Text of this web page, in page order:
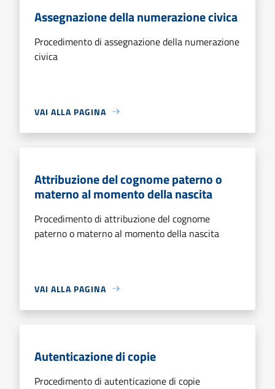
Assegnazione della numerazione civica
Procedimento di assegnazione della numerazione
civica
VAI ALLA PAGINA
Attribuzione del cognome paterno o
materno al momento della nascita
Procedimento di attribuzione del cognome
paterno o materno al momento della nascita
VAI ALLA PAGINA
Autenticazione di copie
Procedimento di autenticazione di copie